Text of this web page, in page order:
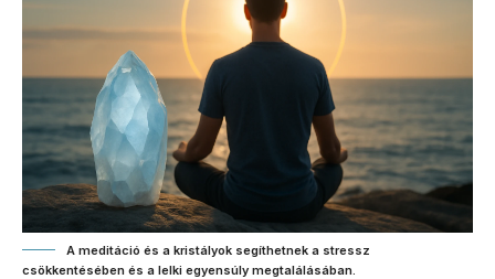
A meditáció és a kristályok segíthetnek a stressz
csökkentésében és a lelki egyensúly megtalálásában.